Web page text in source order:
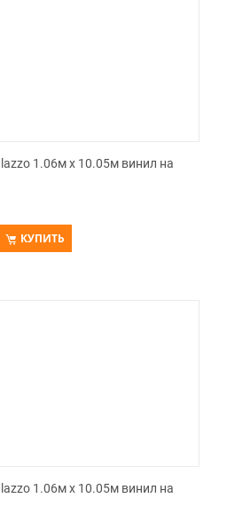
1.06м x 10.05м винил на
КУПИТЬ
1.06м x 10.05м винил на